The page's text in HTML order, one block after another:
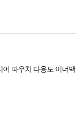
파우치 다용도 이너백